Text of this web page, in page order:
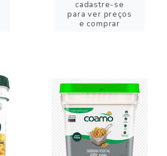
cadastre-se
para ver preços
e comprar